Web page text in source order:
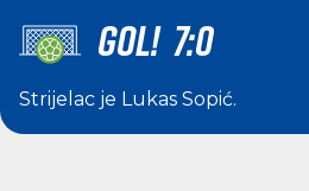
GOL! 7:0
Strijelac je Lukas Sopić.